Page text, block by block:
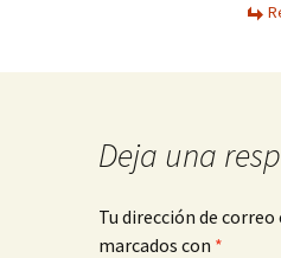
Deja una
Tu dirección de
marcados con *